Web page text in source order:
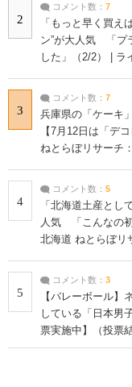
2
コメント数： 7
「もっと早く買
ン”が大人気 「プ
した」（2/2） | ラ
3
コメント数： 7
兵庫県の「ケーキ
【7月12日は「デ
ねとらぼリサーチ
4
コメント数： 5
「北海道土産とし
人気 「こんなの
北海道 ねとらぼリ
5
コメント数： 3
【バレーボール】
している「日本男
票実施中】（投票